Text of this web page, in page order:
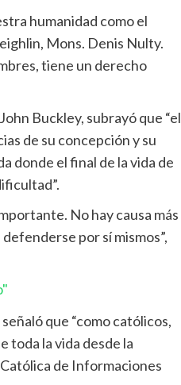
humanidad como el
Mons. Denis Nulty.
tiene un derecho
Buckley, subrayó que “el
de su concepción y su
donde el final de la vida de
No hay causa más
por sí mismos”,
que “como católicos,
toda la vida desde la
de Informaciones